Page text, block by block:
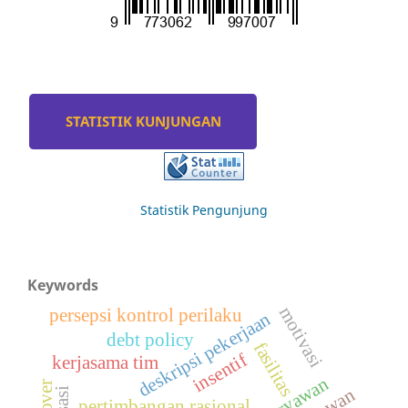
STATISTIK KUNJUNGAN
Statistik Pengunjung
Keywords
insentif
deskripsi pekerjaanmotivasi
fasilitas
kerjasama tim
debt policy
persepsi kontrol perilaku